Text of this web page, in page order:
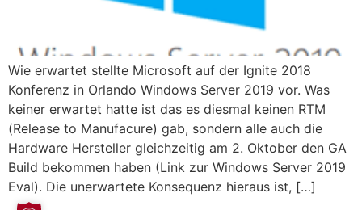
Wie erwartet stellte Microsoft auf der Ignite 2018
Konferenz in Orlando Windows Server 2019 vor. Was
keiner erwartet hatte ist das es diesmal keinen RTM
(Release to Manufacure) gab, sondern alle auch die
Hardware Hersteller gleichzeitig am 2. Oktober den GA
Build bekommen haben (Link zur Windows Server 2019
Eval). Die unerwartete Konsequenz hieraus ist, […]